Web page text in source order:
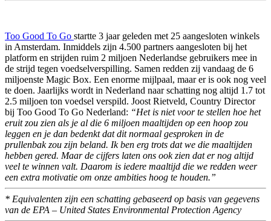
Too Good To Go startte 3 jaar geleden met 25 aangesloten winkels
in Amsterdam. Inmiddels zijn 4.500 partners aangesloten bij het
platform en strijden ruim 2 miljoen Nederlandse gebruikers mee in
de strijd tegen voedselverspilling. Samen redden zij vandaag de 6
miljoenste Magic Box. Een enorme mijlpaal, maar er is ook nog veel
te doen. Jaarlijks wordt in Nederland naar schatting nog altijd 1.7 tot
2.5 miljoen ton voedsel verspild. Joost Rietveld, Country Director
bij Too Good To Go Nederland: “Het is niet voor te stellen hoe het
eruit zou zien als je al die 6 miljoen maaltijden op een hoop zou
leggen en je dan bedenkt dat dit normaal gesproken in de
prullenbak zou zijn beland. Ik ben erg trots dat we die maaltijden
hebben gered. Maar de cijfers laten ons ook zien dat er nog altijd
veel te winnen valt. Daarom is iedere maaltijd die we redden weer
een extra motivatie om onze ambities hoog te houden.”
* Equivalenten zijn een schatting gebaseerd op basis van gegevens
van de EPA – United States Environmental Protection Agency